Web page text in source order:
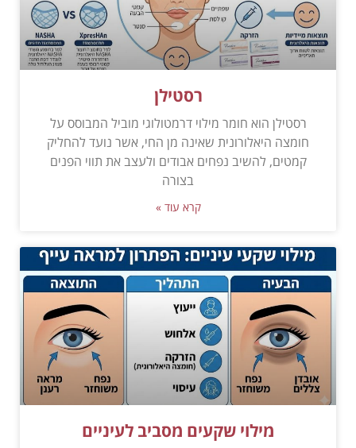
רסטילן
רסטילן הוא חומר מילוי דרמטולוגי מוביל המבוסס על
חומצה היאלורונית שאינה מן החי, אשר נועד להחליק
קמטים, להשיב נפחים אבודים ולעצב את תווי הפנים
בצורה
קרא עוד »
מילוי שקעים מסביב לעיניים